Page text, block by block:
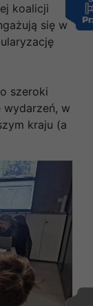
koalicji
się w
szeroki
w
kraju (a